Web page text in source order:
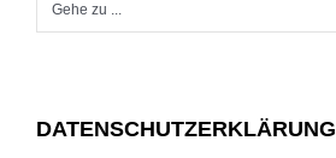
Gehe zu ...
DATENSCHUTZERKLÄRUNG